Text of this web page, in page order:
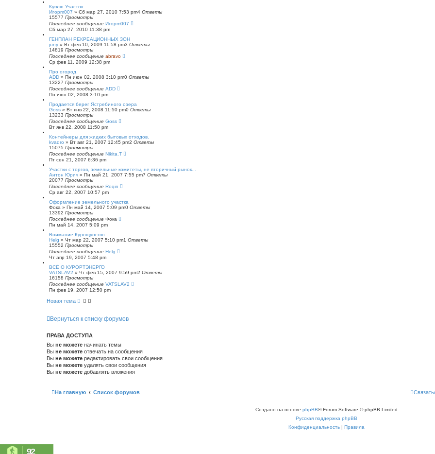
Куплю Участок
Игорm007 » Сб мар 27, 2010 7:53 pm4 Ответы
15577 Просмотры
Последнее сообщение Игорm007
Сб мар 27, 2010 11:38 pm
ГЕНПЛАН РЕКРЕАЦИОННЫХ ЗОН
jony » Вт фев 10, 2009 11:58 pm3 Ответы
14819 Просмотры
Последнее сообщение abravo
Ср фев 11, 2009 12:38 pm
Про огород.
ADD » Пн июн 02, 2008 3:10 pm0 Ответы
13227 Просмотры
Последнее сообщение ADD
Пн июн 02, 2008 3:10 pm
Продается берег Ястребиного озера
Goss » Вт янв 22, 2008 11:50 pm0 Ответы
13233 Просмотры
Последнее сообщение Goss
Вт янв 22, 2008 11:50 pm
Контейнеры для жидких бытовых отходов.
kvadro » Вт авг 21, 2007 12:45 pm2 Ответы
15075 Просмотры
Последнее сообщение Nikita.T
Пт сен 21, 2007 6:36 pm
Участки с торгов, земельные комитеты, не вторичный рынок...
Антон Юрич » Пн май 21, 2007 7:55 pm7 Ответы
20077 Просмотры
Последнее сообщение Roqin
Ср авг 22, 2007 10:57 pm
Оформление земельного участка
Фока » Пн май 14, 2007 5:09 pm0 Ответы
13392 Просмотры
Последнее сообщение Фока
Пн май 14, 2007 5:09 pm
Внимание:Курощупство
Helg » Чт мар 22, 2007 5:10 pm1 Ответы
15552 Просмотры
Последнее сообщение Helg
Чт апр 19, 2007 5:48 pm
ВСЁ О КУРОРТЭНЕРГО
VATSLAV2 » Чт фев 15, 2007 9:59 pm2 Ответы
16158 Просмотры
Последнее сообщение VATSLAV2
Пн фев 19, 2007 12:50 pm
Новая тема
Вернуться к списку форумов
ПРАВА ДОСТУПА
Вы не можете начинать темы
Вы не можете отвечать на сообщения
Вы не можете редактировать свои сообщения
Вы не можете удалять свои сообщения
Вы не можете добавлять вложения
На главную Список форумов
Создано на основе phpBB® Forum Software © phpBB Limited
Русская поддержка phpBB
Конфиденциальность | Правила
92